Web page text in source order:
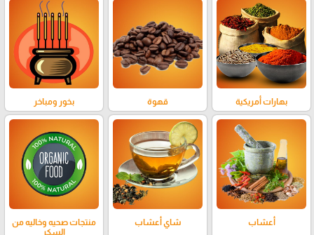
بهارات أمريكية قهوة بخور ومباخر
أعشاب شاي أعشاب
منتجات صحيه وخاليه من
السكر